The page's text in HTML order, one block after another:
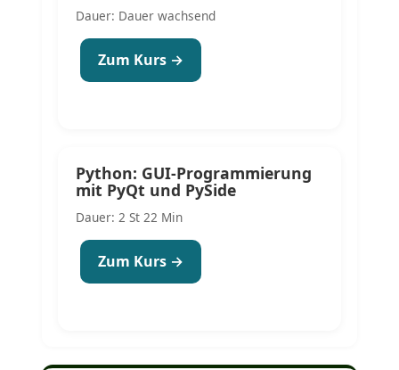
Dauer: Dauer wachsend
Zum Kurs →
Python: GUI-Programmierung
mit PyQt und PySide
Dauer: 2 St 22 Min
Zum Kurs →